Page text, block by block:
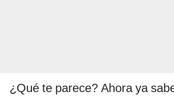
¿Qué te parece? Ahora ya